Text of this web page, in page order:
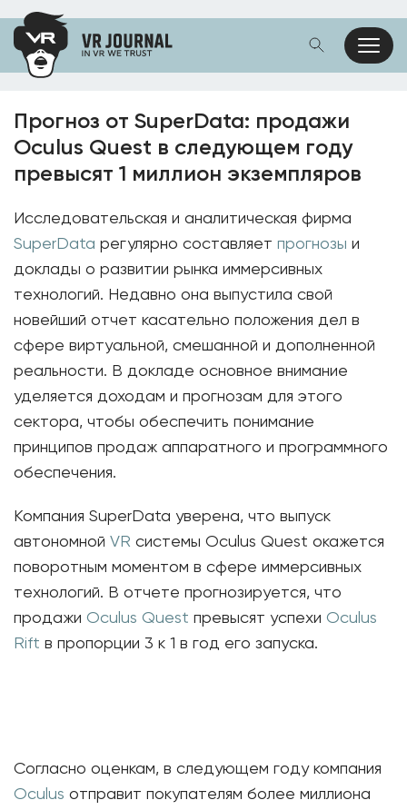
Прогноз от SuperData: продажи
Oculus Quest в следующем году
превысят 1 миллион экземпляров
Исследовательская и аналитическая фирма
SuperData регулярно составляет прогнозы и
доклады о развитии рынка иммерсивных
технологий. Недавно она выпустила свой
новейший отчет касательно положения дел в
сфере виртуальной, смешанной и дополненной
реальности. В докладе основное внимание
уделяется доходам и прогнозам для этого
сектора, чтобы обеспечить понимание
принципов продаж аппаратного и программного
обеспечения.
Компания SuperData уверена, что выпуск
автономной VR системы Oculus Quest окажется
поворотным моментом в сфере иммерсивных
технологий. В отчете прогнозируется, что
продажи Oculus Quest превысят успехи Oculus
Rift в пропорции 3 к 1 в год его запуска.
Согласно оценкам, в следующем году компания
Oculus отправит покупателям более миллиона